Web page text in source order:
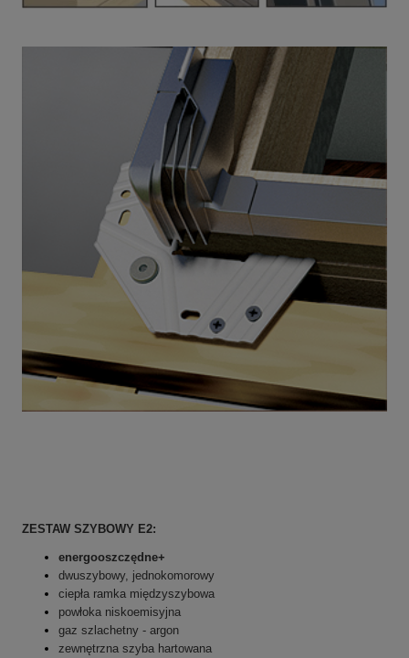
ZESTAW SZYBOWY E2:
energooszczędne+
dwuszybowy, jednokomorowy
ciepła ramka międzyszybowa
powłoka niskoemisyjna
gaz szlachetny - argon
zewnętrzna szyba hartowana